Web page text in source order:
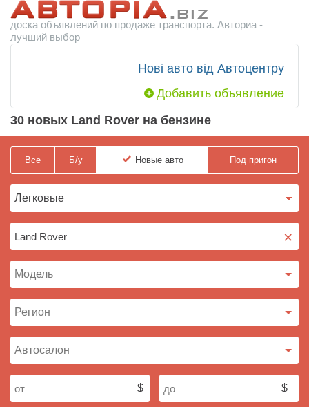
доска объявлений по продаже транспорта. Авториа -
лучший выбор
Нові авто від Автоцентру
Добавить объявление
30 новых Land Rover на бензине
Все Б/у Новые авто Под пригон
×